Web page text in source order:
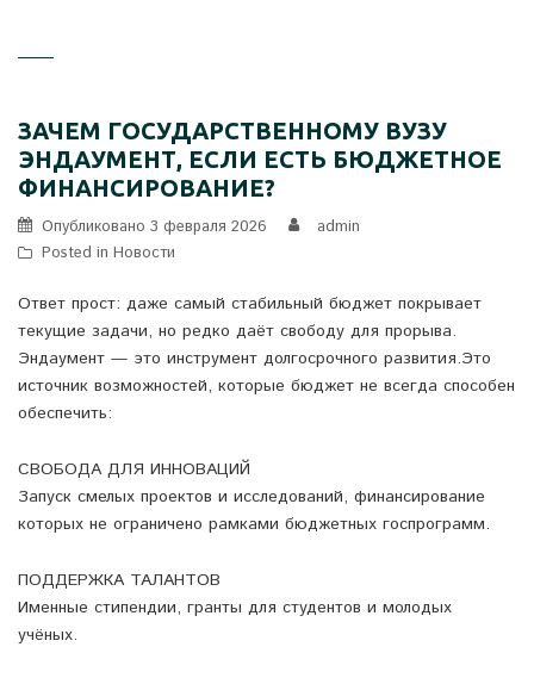
ЗАЧЕМ ГОСУДАРСТВЕННОМУ ВУЗУ
ЭНДАУМЕНТ, ЕСЛИ ЕСТЬ БЮДЖЕТНОЕ
ФИНАНСИРОВАНИЕ?
Опубликовано 3 февраля 2026
admin
Posted in Новости
Ответ прост: даже самый стабильный бюджет покрывает
текущие задачи, но редко даёт свободу для прорыва.
Эндаумент — это инструмент долгосрочного развития.Это
источник возможностей, которые бюджет не всегда способен
обеспечить:
СВОБОДА ДЛЯ ИННОВАЦИЙ
Запуск смелых проектов и исследований, финансирование
которых не ограничено рамками бюджетных госпрограмм.
ПОДДЕРЖКА ТАЛАНТОВ
Именные стипендии, гранты для студентов и молодых
учёных.